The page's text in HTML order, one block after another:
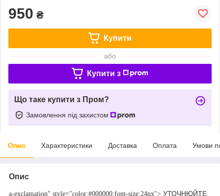
950 ₴
Купити
або
Купити з
Що таке купити з Пром?
Замовлення під захистом
Опис Характеристики Доставка Оплата Умови
Опис
a-exclamation" style="color:#000000;font-size:24px"> УТОЧНЮЙТЕ